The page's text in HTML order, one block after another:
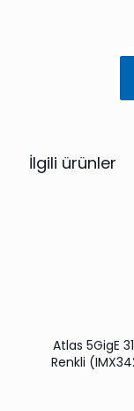
İlgili ürünler
Atlas 5GigE
Renkli